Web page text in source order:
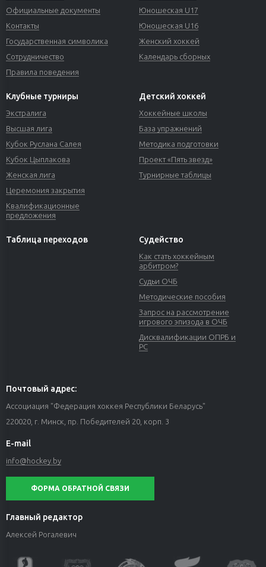
Официальные документы
Контакты
Государственная символика
Сотрудничество
Правила поведения
Юношеская U17
Юношеская U16
Женский хоккей
Календарь сборных
Клубные турниры
Экстралига
Высшая лига
Кубок Руслана Салея
Кубок Цыплакова
Женская лига
Церемония закрытия
Квалификационные
предложения
Детский хоккей
Хоккейные школы
База упражнений
Методика подготовки
Проект «Пять звезд»
Турнирные таблицы
Таблица переходов Судейство
Как стать хоккейным
арбитром?
Судьи ОЧБ
Методические пособия
Запрос на рассмотрение
игрового эпизода в ОЧБ
Дисквалификации ОПРБ и
РС
Почтовый адрес:
Ассоциация "Федерация хоккея Республики Беларусь"
220020, г. Минск, пр. Победителей 20, корп. 3
E-mail
info@hockey.by
ФОРМА ОБРАТНОЙ СВЯЗИ
Главный редактор
Алексей Рогалевич